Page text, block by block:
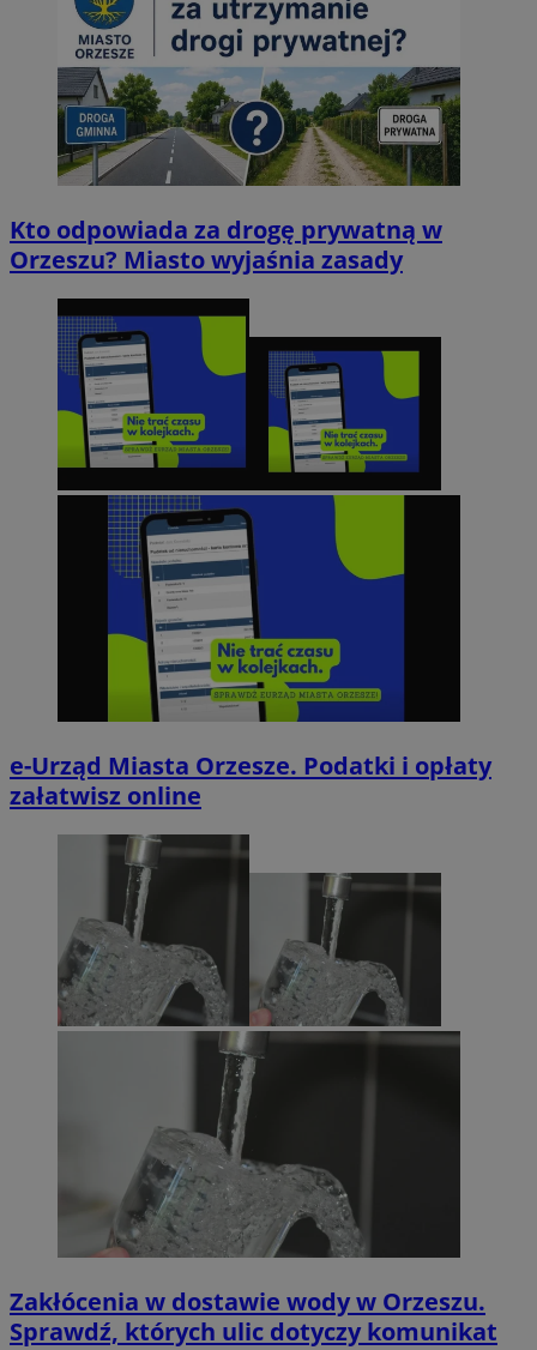
Kto odpowiada za drogę prywatną w
Orzeszu? Miasto wyjaśnia zasady
e-Urząd Miasta Orzesze. Podatki i opłaty
załatwisz online
Zakłócenia w dostawie wody w Orzeszu.
Sprawdź, których ulic dotyczy komunikat